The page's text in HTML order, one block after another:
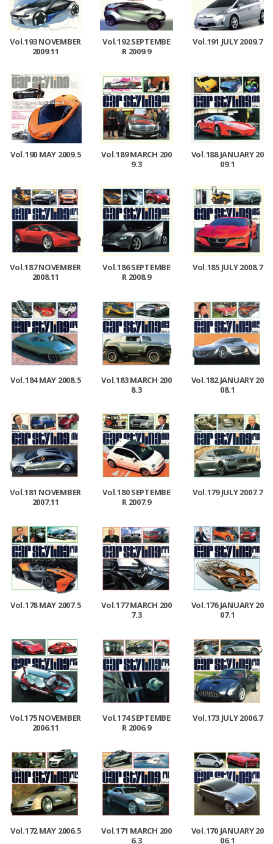
Vol.193 NOVEMBER
2009.11
Vol.192 SEPTEMBE
R 2009.9
Vol.191 JULY 2009.7
Vol.190 MAY 2009.5
Vol.189 MARCH 200
9.3
Vol.188 JANUARY 20
09.1
Vol.187 NOVEMBER
2008.11
Vol.186 SEPTEMBE
R 2008.9
Vol.185 JULY 2008.7
Vol.184 MAY 2008.5
Vol.183 MARCH 200
8.3
Vol.182 JANUARY 20
08.1
Vol.181 NOVEMBER
2007.11
Vol.180 SEPTEMBE
R 2007.9
Vol.179 JULY 2007.7
Vol.178 MAY 2007.5
Vol.177 MARCH 200
7.3
Vol.176 JANUARY 20
07.1
Vol.175 NOVEMBER
2006.11
Vol.174 SEPTEMBE
R 2006.9
Vol.173 JULY 2006.7
Vol.172 MAY 2006.5
Vol.171 MARCH 200
6.3
Vol.170 JANUARY 20
06.1